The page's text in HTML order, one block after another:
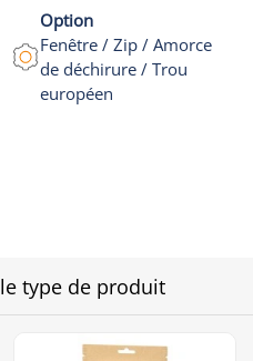
Option
Fenêtre / Zip / Amorce
de déchirure / Trou
européen
type de produit